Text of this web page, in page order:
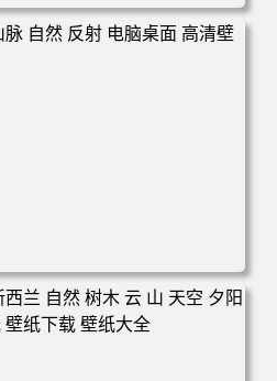
脑桌面 高清壁纸 壁纸下载 壁纸
然 反射 电脑桌面 高清壁纸 壁纸